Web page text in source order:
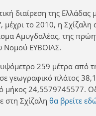
διαίρεση της Ελλάδας
μέχρι το 2010, η Σχίζαλη
Αμυγδαλέας, της
ΕΥΒΟΙΑΣ.
υψόμετρο 259 μέτρα από
γεωγραφικό πλάτος
μήκος 24,5579745577.
στη Σχίζαλη θα βρείτε